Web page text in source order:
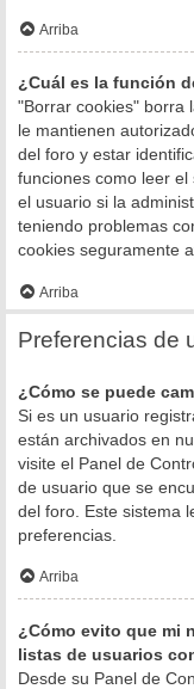
Arriba
¿Cuál es la función
"Borrar cookies" borra
le mantienen
del foro y estar
funciones como leer
el usuario si la
teniendo problemas
cookies seguramente
Arriba
Preferencias de
¿Cómo se puede
Si es un usuario
están archivados en
visite el Panel de
de usuario que se
del foro. Este sistema
preferencias.
Arriba
¿Cómo evito que mi
listas de usuarios
Desde su Panel de